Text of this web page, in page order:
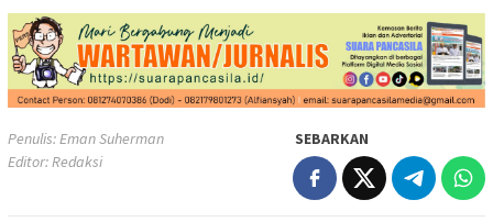
Penulis: Eman Suherman
Editor: Redaksi
SEBARKAN